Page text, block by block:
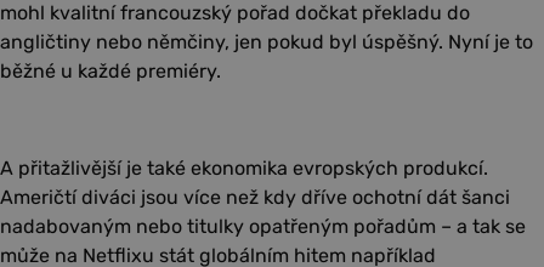
mohl kvalitní francouzský pořad dočkat překladu do
angličtiny nebo němčiny, jen pokud byl úspěšný. Nyní je to
běžné u každé premiéry.
A přitažlivější je také ekonomika evropských produkcí.
Američtí diváci jsou více než kdy dříve ochotní dát šanci
nadabovaným nebo titulky opatřeným pořadům – a tak se
může na Netflixu stát globálním hitem například